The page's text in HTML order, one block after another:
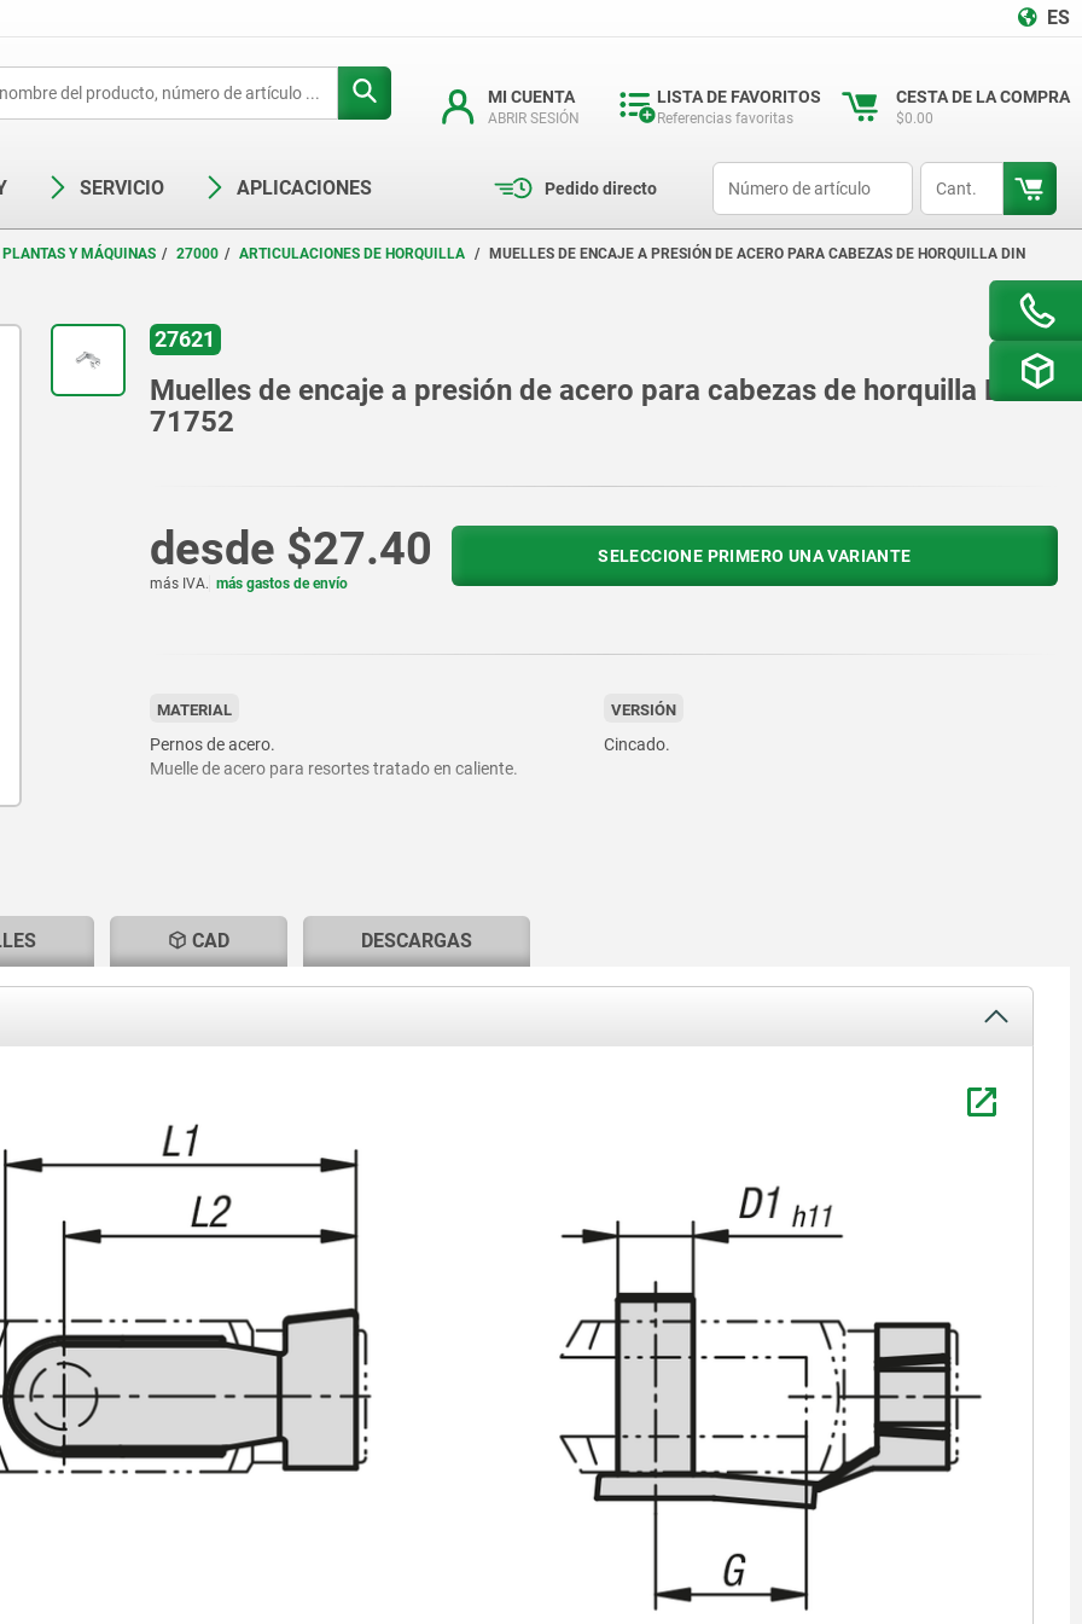
ES
MI CUENTA
ABRIR SESIÓN
LISTA DE FAVORITOS
Referencias favoritas
CESTA DE LA COMPRA
$0.00
SERVICIO APLICACIONES Pedido directo
Y MÁQUINAS 27000 ARTICULACIONES DE HORQUILLA MUELLES DE ENCAJE A PRESIÓN DE ACERO PARA CABEZAS DE HORQUILLA DIN
27621
Muelles de encaje a presión de acero para cabezas de horquilla DIN
71752
desde $27.40
más IVA. más gastos de envío
SELECCIONE PRIMERO UNA VARIANTE
MATERIAL
Pernos de acero.
Muelle de acero para resortes tratado en caliente.
VERSIÓN
Cincado.
CAD DESCARGAS